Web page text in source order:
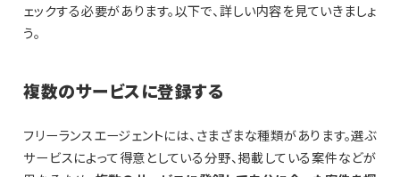
ェックする必要があります。以下で、詳しい内容を見ていきましょ
う。
複数のサービスに登録する
フリーランスエージェントには、さまざまな種類があります。選ぶ
サービスによって得意としている分野、掲載している案件などが